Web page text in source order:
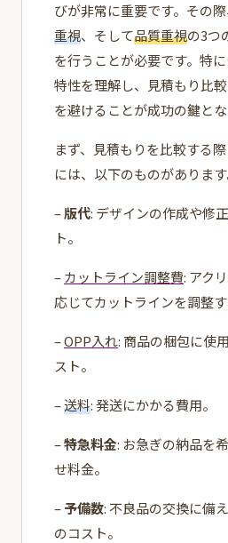
びが非常に重要です。その際
重視、そして品質重視の3つ
を行うことが必要です。特
特性を理解し、見積もり比
を避けることが成功の鍵とな
まず、見積もりを比較する
には、以下のものがあります
–版代: デザインの作成や修
ト。
–カットライン調整費: アク
応じてカットラインを調整す
–OPP入れ: 商品の梱包に使
スト。
–送料: 発送にかかる費用。
–特急料金: お急ぎの納品を
せ料金。
–予備数: 不良品の交換に備
のコスト。